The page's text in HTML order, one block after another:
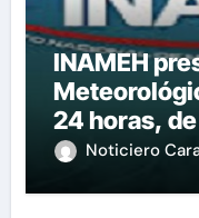
INAMEH
24 horas,
agosto 2026
Noticiero